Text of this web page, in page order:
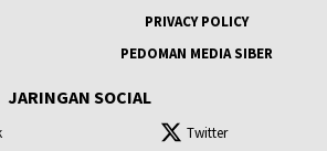
PRIVACY POLICY
PEDOMAN MEDIA SIBER
JARINGAN SOCIAL
Twitter